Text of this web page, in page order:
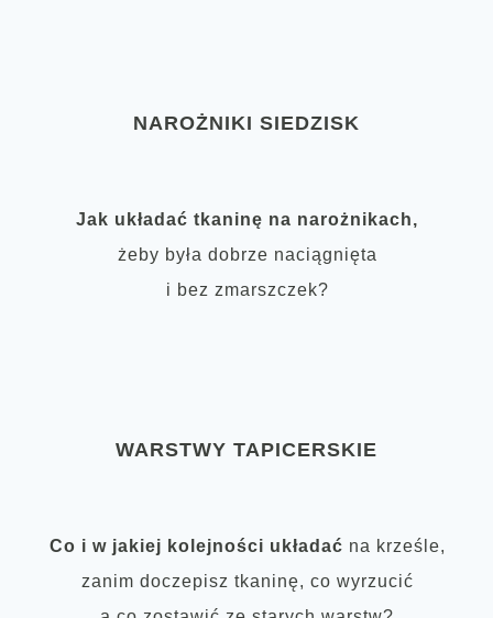
NAROŻNIKI SIEDZISK
Jak układać tkaninę na narożnikach,
żeby była dobrze naciągnięta
i bez zmarszczek?
WARSTWY TAPICERSKIE
Co i w jakiej kolejności układać na krześle,
zanim doczepisz tkaninę, co wyrzucić